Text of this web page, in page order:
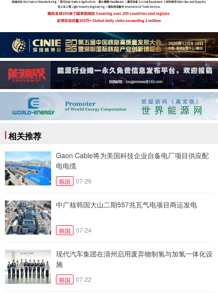
相关推荐
Gaon Cable将为美国科技企业自备电厂项目供应配
电电缆
韩国 07-29
中广核韩国大山二期557兆瓦气电项目商运发电
韩国 07-24
现代汽车集团在清州启用废弃物制氢与加氢一体化设
施
韩国 07-22